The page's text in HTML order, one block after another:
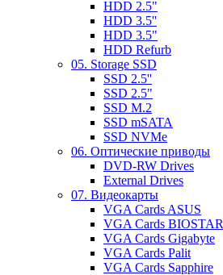
HDD 2.5"
HDD 3.5''
HDD 3.5"
HDD Refurb
05. Storage SSD
SSD 2.5''
SSD 2.5"
SSD M.2
SSD mSATA
SSD NVMe
06. Оптические приводы
DVD-RW Drives
External Drives
07. Видеокарты
VGA Cards ASUS
VGA Cards BIOSTAR
VGA Cards Gigabyte
VGA Cards Palit
VGA Cards Sapphire